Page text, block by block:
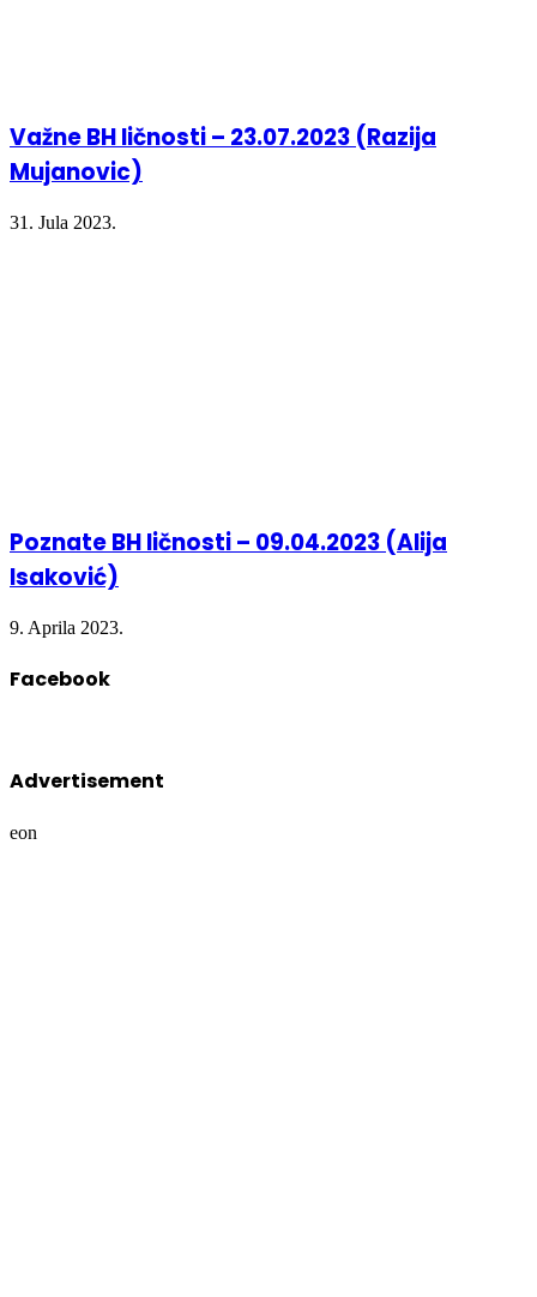
Važne BH ličnosti – 23.07.2023 (Razija
Mujanovic)
31. Jula 2023.
Poznate BH ličnosti – 09.04.2023 (Alija
Isaković)
9. Aprila 2023.
Facebook
Advertisement
eon